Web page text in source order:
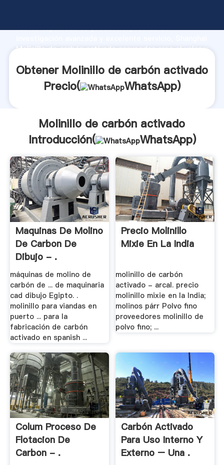
fuerte capacidad de producción, fuerza de
Molinillo de carbón activado proveedor crea el valor y
Obtener Molinillo de carbón activado
Precio(
WhatsApp)
Molinillo de carbón activado
Introducción(
WhatsApp)
Maquinas De Molino
De Carbon De
Dibujo - .
máquinas de molino de
carbón de ... de maquinaria
cad dibujo Egipto. .
molinillo para viandas en
puerto ... para la
fabricación de carbón
activado en spanish ...
Precio Molinillo
Mixie En La India
molinillo de carbón
activado - arcal. precio
molinillo mixie en la India;
molinos párr Polvo fino
proveedores molinillo de
polvo fino; ...
Colum Proceso De
Flotacion De
Carbon - .
Carbón Activado
Para Uso Interno Y
Externo – Una .